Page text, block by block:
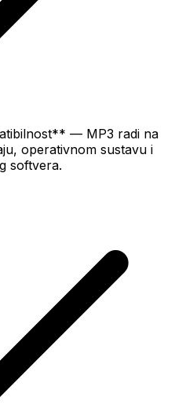
— MP3 radi na
operativnom sustavu i
softvera.